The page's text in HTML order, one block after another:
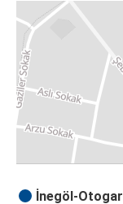
İnegöl-Otogar